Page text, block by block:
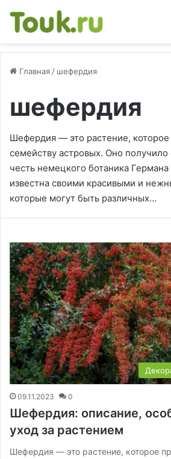
Главная / шефердия
шефердия
Шефердия — это растение,
семейству астровых. Оно получило
честь немецкого ботаника
известна своими красивыми и
которые могут быть различных…
09.11.2023 0
Шефердия: описание,
уход за растением
Шефердия — это растение, которое